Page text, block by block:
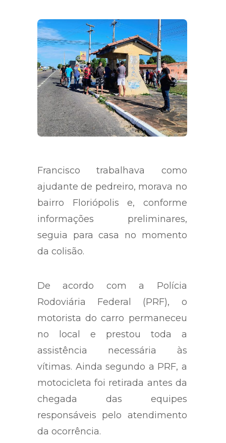
Francisco trabalhava como
ajudante de pedreiro, morava no
bairro Floriópolis e, conforme
informações preliminares,
seguia para casa no momento
da colisão.
De acordo com a Polícia
Rodoviária Federal (PRF), o
motorista do carro permaneceu
no local e prestou toda a
assistência necessária às
vítimas. Ainda segundo a PRF, a
motocicleta foi retirada antes da
chegada das equipes
responsáveis pelo atendimento
da ocorrência.